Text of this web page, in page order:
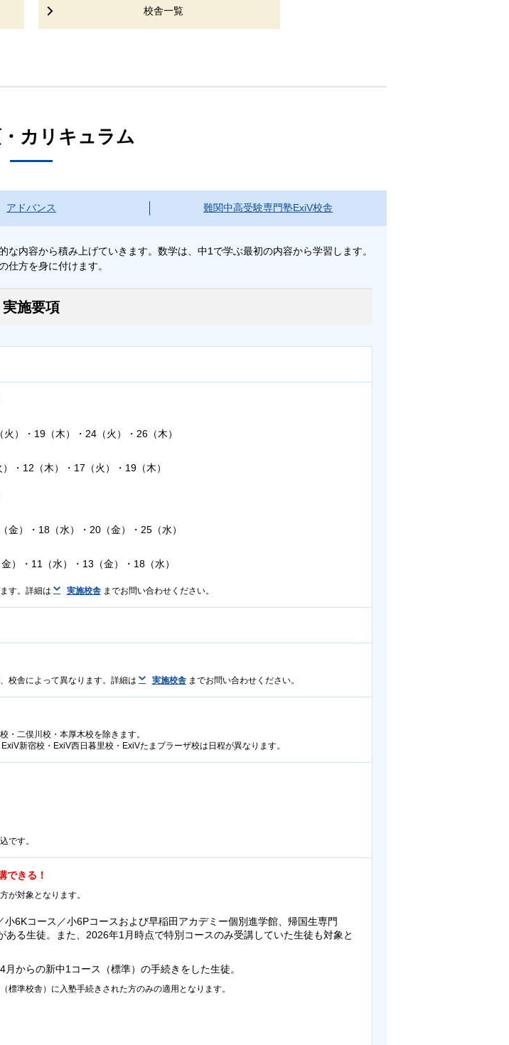
校舎一覧
カリキュラム
アドバンス 難関中高受験専門塾ExiV校舎
内容から積み上げていきます。数学は、中1で学ぶ最初の内容から学習します。
仕方を身に付けます。
実施要項
）・19（木）・24（火）・26（木）
・12（木）・17（火）・19（木）
金）・18（水）・20（金）・25（水）
）・11（水）・13（金）・18（水）
す。詳細は 実施校舎までお問い合わせください。
校舎によって異なります。詳細は 実施校舎までお問い合わせください。
・二俣川校・本厚木校を除きます。
新宿校・ExiV西日暮里校・ExiVたまプラーザ校は日程が異なります。
です。
できる！
対象となります。
6Kコース／小6Pコースおよび早稲田アカデミー個別進学館、帰国生専門
ある生徒。また、2026年1月時点で特別コースのみ受講していた生徒も対象と
からの新中1コース（標準）の手続きをした生徒。
標準校舎）に入塾手続きされた方のみの適用となります。